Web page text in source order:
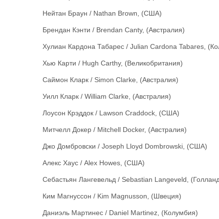
Нейтан Браун / Nathan Brown, (США)
Брендан Кэнти / Brendan Canty, (Австралия)
Хулиан Кардона Табарес / Julian Cardona Tabares,
Хью Карти / Hugh Carthy, (Великобритания)
Саймон Кларк / Simon Clarke, (Австралия)
Уилл Кларк / William Clarke, (Австралия)
Лоусон Крэддок / Lawson Craddock, (США)
Митчелл Докер / Mitchell Docker, (Австралия)
Джо Домбровски / Joseph Lloyd Dombrowski, (США)
Алекс Хаус / Alex Howes, (США)
Себастьян Лангевельд / Sebastian Langeveld,
Ким Магнуссон / Kim Magnusson, (Швеция)
Даниэль Мартинес / Daniel Martinez, (Колумбия)